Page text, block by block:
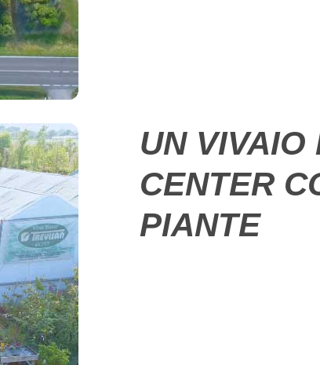
UN VIVAIO
CENTER
PIANTE